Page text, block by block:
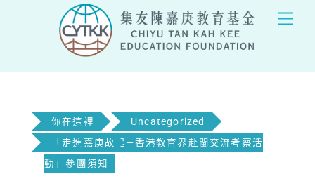
你在這裡
Uncategorized
「走進嘉庚故里—香港教育界赴閩交流考察活
動」參團須知